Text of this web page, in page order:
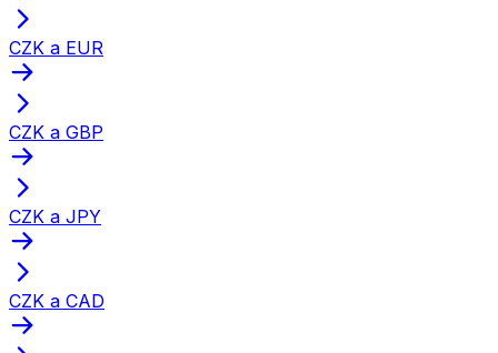
CZK a EUR
CZK a GBP
CZK a JPY
CZK a CAD